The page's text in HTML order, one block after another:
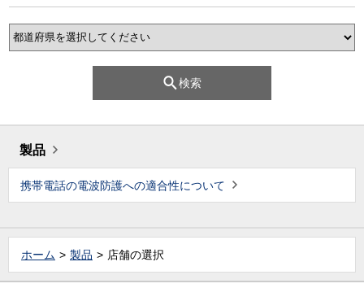
検索
製品
携帯電話の電波防護への適合性について
ホーム 製品 店舗の選択